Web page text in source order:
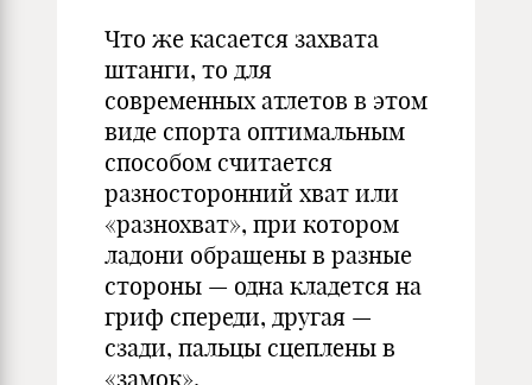
Что же касается захвата
штанги, то для
современных атлетов в этом
виде спорта оптимальным
способом считается
разносторонний хват или
«разнохват», при котором
ладони обращены в разные
стороны — одна кладется на
гриф спереди, другая —
сзади, пальцы сцеплены в
«замок».